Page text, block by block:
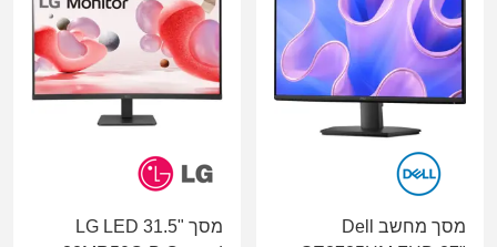
מסך מחשב Dell
מסך LG LED 31.5"